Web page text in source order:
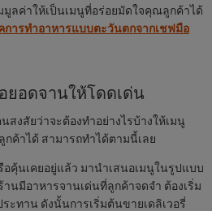
ลค่าให้เป็นเมนูที่อร่อยมัดใจคุณลูกค้าได้
การทำอาหารแบบตะวันตกจากเชฟมือ
ยอดจานให้โดดเด่น
งสัยว่าจะต้องทำอย่างไรบ้างให้เมนู
ค้าได้ สามารถทำได้ตามนี้เลย
คุ้นเคยอยู่แล้ว มานำเสนอเมนูในรูปแบบ
นมีอาหารจานเด่นที่ลูกค้าจดจำ ต้องเริ่ม
ะทาน ดังนั้นการเริ่มต้นขายเดลิเวอรี่